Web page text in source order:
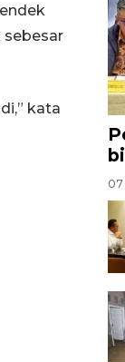
sebesar
kata
07